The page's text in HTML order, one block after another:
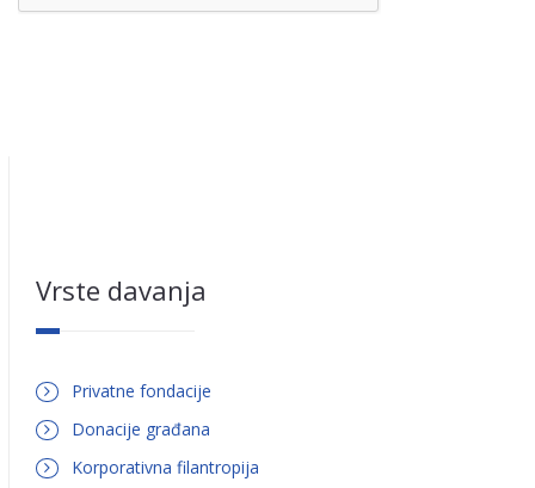
Vrste davanja
Privatne fondacije
Donacije građana
Korporativna filantropija